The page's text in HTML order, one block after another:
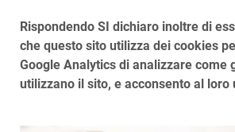
Rispondendo SI dichiaro inoltre di
che questo sito utilizza dei cookies
Google Analytics di analizzare come
utilizzano il sito, e acconsento al loro